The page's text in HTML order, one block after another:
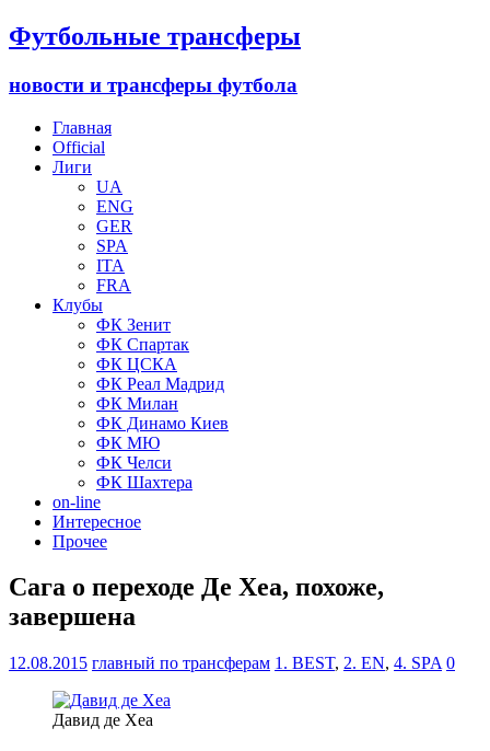
Футбольные трансферы
новости и трансферы футбола
Главная
Official
Лиги
UA
ENG
GER
SPA
ITA
FRA
Клубы
ФК Зенит
ФК Спартак
ФК ЦСКА
ФК Реал Мадрид
ФК Милан
ФК Динамо Киев
ФК МЮ
ФК Челси
ФК Шахтера
on-line
Интересное
Прочее
Сага о переходе Де Хеа, похоже,
завершена
12.08.2015 главный по трансферам 1. BEST, 2. EN, 4. SPA 0
Давид де Хеа